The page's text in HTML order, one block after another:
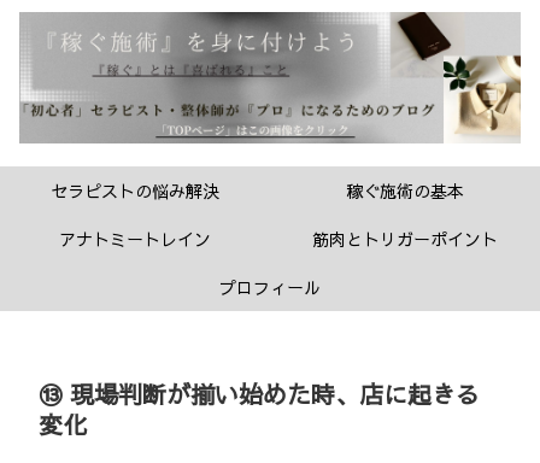
セラピストの悩み解決
稼ぐ施術の基本
アナトミートレイン
筋肉とトリガーポイント
プロフィール
⑬ 現場判断が揃い始めた時、店に起きる
変化